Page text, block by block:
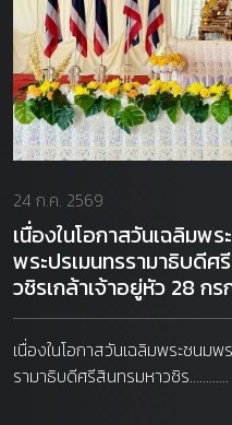
24 ก.ค. 2569
เนื่องในโอกาสวันเฉลิมพ
พระปรเมนทรรามาธิบดี
วชิรเกล้าเจ้าอยู่หัว 28 ก
เนื่องในโอกาสวันเฉลิมพระชนม
รามาธิบดีศรีสินทรมหาวชิร............